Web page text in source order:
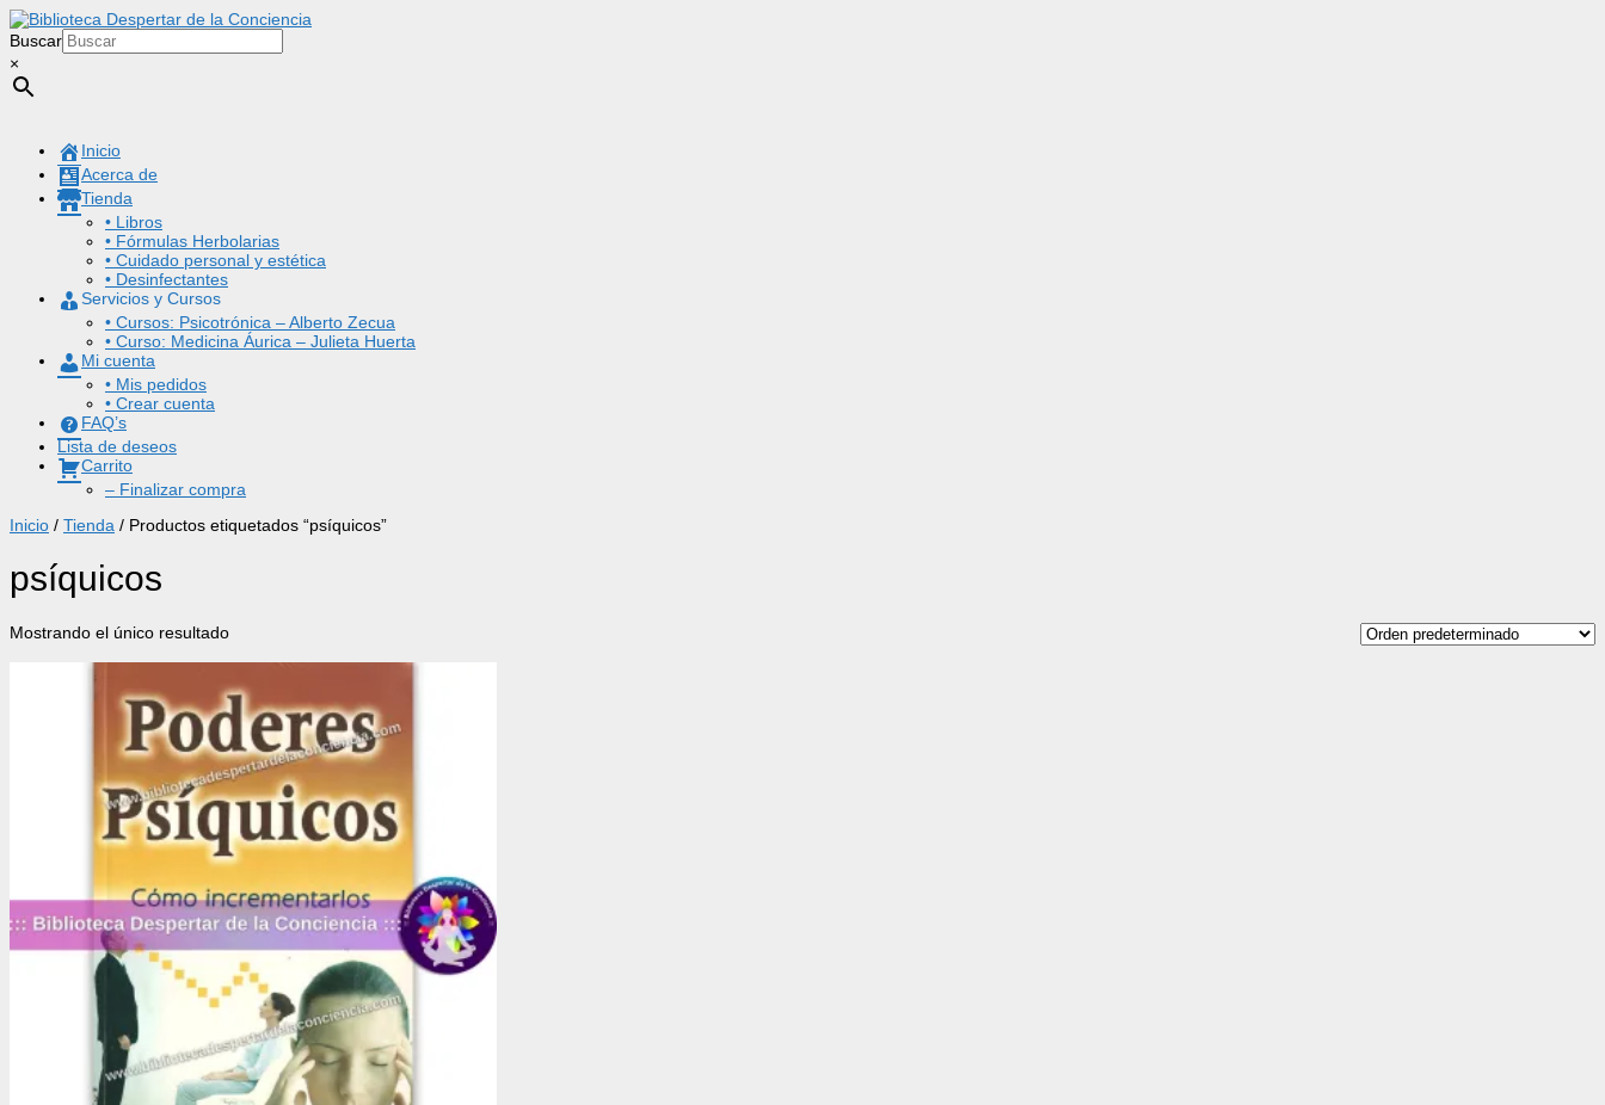
Buscar
×
Inicio
Acerca de
Tienda
• Libros
• Fórmulas Herbolarias
• Cuidado personal y estética
• Desinfectantes
Servicios y Cursos
• Cursos: Psicotrónica – Alberto Zecua
• Curso: Medicina Áurica – Julieta Huerta
Mi cuenta
• Mis pedidos
• Crear cuenta
FAQ’s
Lista de deseos
Carrito
– Finalizar compra
Inicio / Tienda / Productos etiquetados “psíquicos”
psíquicos
Mostrando el único resultado